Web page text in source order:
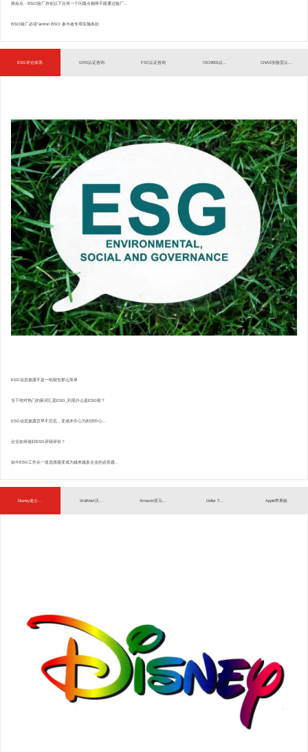
致命点：BSCI验厂存在以下任何一个问题点都将不能通过验厂...
BSCI验厂必读”amfori BSCI 参与者专用实施条款
ESG评估体系 GRS认证咨询 FSC认证咨询 ISO9001认... CNAS实验室认...
ESG信息披露不是一纸报告那么简单
当下绝对热门的新词汇是ESG_到底什么是ESG呢？
ESG信息披露宜早不宜迟，变成本中心为利润中心...
企业如何做好ESG评级评价？
如今ESG工作从一道选择题变成为越来越多企业的必答题...
Disney迪士... WalMart沃... Amazon亚马... Dollar T... Apple苹果验